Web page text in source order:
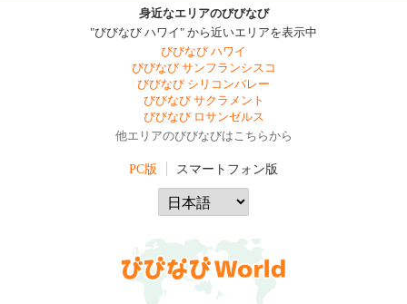
身近なエリアのびびなび
"びびなび ハワイ" から近いエリアを表示中
びびなび ハワイ
びびなび サンフランシスコ
びびなび シリコンバレー
びびなび サクラメント
びびなび ロサンゼルス
他エリアのびびなびはこちらから
PC版 スマートフォン版